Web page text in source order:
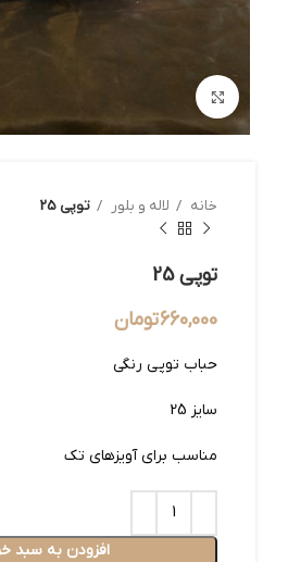
خانه لاله و بلور توپی 25
توپی 25
660,000تومان
حباب توپی رنگی
سایز 25
مناسب برای آویزهای تک
افزودن به سبد